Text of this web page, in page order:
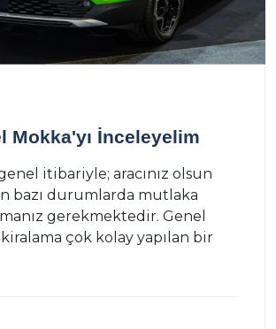
Mokka'yı İnceleyelim
itibariyle; aracınız olsun
bazı durumlarda mutlaka
gerekmektedir. Genel
çok kolay yapılan bir